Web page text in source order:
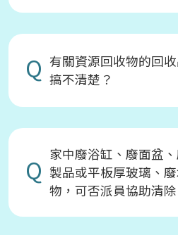
Q 有關資源回收物的回
搞不清楚？
Q 家中廢浴缸、廢面盆
製品或平板厚玻璃、
物，可否派員協助清除